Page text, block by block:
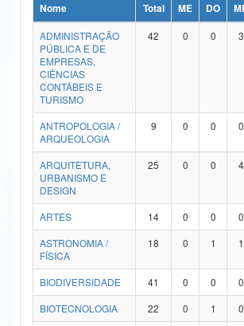
Ministério da Ciência, Tecnologia, Inovações e
Ministério do Meio Ambiente
Ministério do Turismo
Ministério do Desenvolvimento Regional
Controladoria-Geral da União
Ministério da Mulher, da Família e dos Direitos Humanos
Secretaria de Governo
Advocacia-Geral da União
Nome Total ME DO
ADMINISTRAÇÃO
PÚBLICA E DE
EMPRESAS,
CIÊNCIAS
CONTÁBEIS E
TURISMO
42 0 0 3
ANTROPOLOGIA /
ARQUEOLOGIA
9 0 0 0
ARQUITETURA,
URBANISMO E
DESIGN
25 0 0 4
ARTES 14 0 0 0
ASTRONOMIA /
FÍSICA
18 0 1 1
BIODIVERSIDADE 41 0 0 0
BIOTECNOLOGIA
22 0 1 0